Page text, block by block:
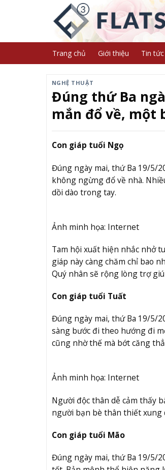
Trang chủ Giới thiệu Tin tức
NGHỆ THUẬT
Đúng thứ Ba
mắn đổ về, một
Con giáp tuổi Ngọ
Đúng ngày mai, thứ Ba 19/5/
không ngừng đổ về nhà.
dồi dào trong tay.
Ảnh minh họa: Internet
Tam hội xuất hiện nhắc nhở
giáp này càng chăm chỉ bao
Quý nhân sẽ rộng lòng trợ
Con giáp tuổi Tuất
Đúng ngày mai, thứ Ba 19/5/
sàng bước đi theo hướng đi
cũng nhờ thế mà bớt căng
Ảnh minh họa: Internet
Người độc thân dễ cảm thấy
người bạn bè thân thiết xung
Con giáp tuổi Mão
Đúng ngày mai, thứ Ba 19/5/